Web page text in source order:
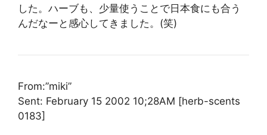
した。ハーブも、少量使うことで日本食にも合う
んだなーと感心してきました。(笑)
From:”miki”
Sent: February 15 2002 10;28AM [herb-scents
0183]